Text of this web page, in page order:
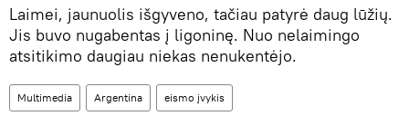
Laimei, jaunuolis išgyveno, tačiau patyrė daug lūžių.
Jis buvo nugabentas į ligoninę. Nuo nelaimingo
atsitikimo daugiau niekas nenukentėjo.
Multimedia Argentina eismo įvykis